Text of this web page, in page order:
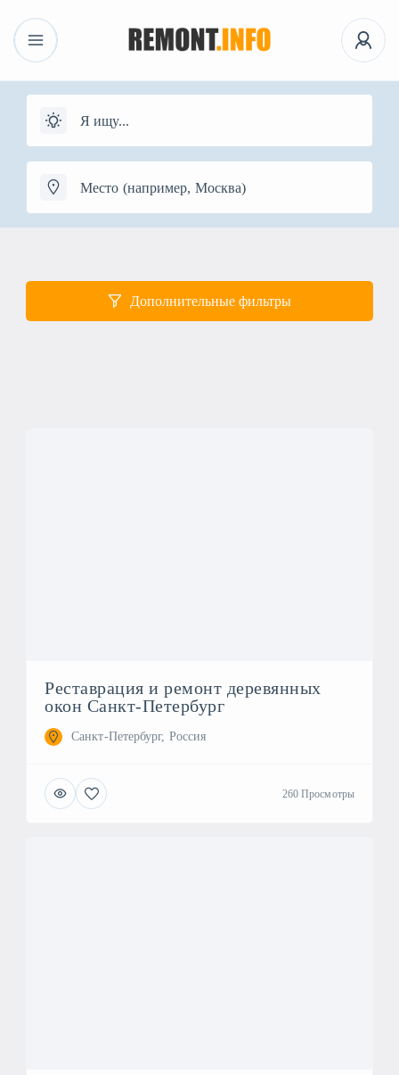
Дополнительные фильтры
Реставрация и ремонт деревянных
окон Санкт-Петербург
Санкт-Петербург, Россия
260 Просмотры